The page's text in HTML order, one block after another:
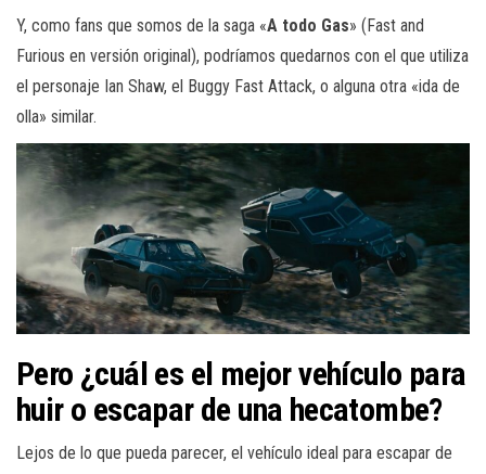
Y, como fans que somos de la saga «A todo Gas» (Fast and
Furious en versión original), podríamos quedarnos con el que utiliza
el personaje Ian Shaw, el Buggy Fast Attack, o alguna otra «ida de
olla» similar.
Pero ¿cuál es el mejor vehículo para
huir o escapar de una hecatombe?
Lejos de lo que pueda parecer, el vehículo ideal para escapar de